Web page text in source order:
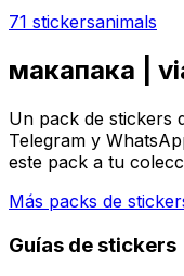
71 stickersanimals
макапака |
Un pack de stickers
Telegram y
este pack a tu
Más packs de
Guías de stickers